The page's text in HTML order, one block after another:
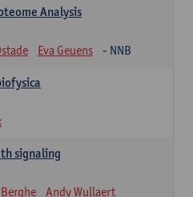
Analysis
Eva Geuens - NNB
signaling
Andy Wullaert